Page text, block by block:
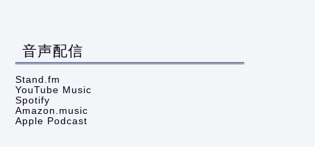
音声配信
Stand.fm
YouTube Music
Spotify
Amazon.music
Apple Podcast